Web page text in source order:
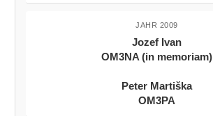
JAHR 2009
Jozef Ivan
OM3NA (in memoriam)
Peter Martiška
OM3PA